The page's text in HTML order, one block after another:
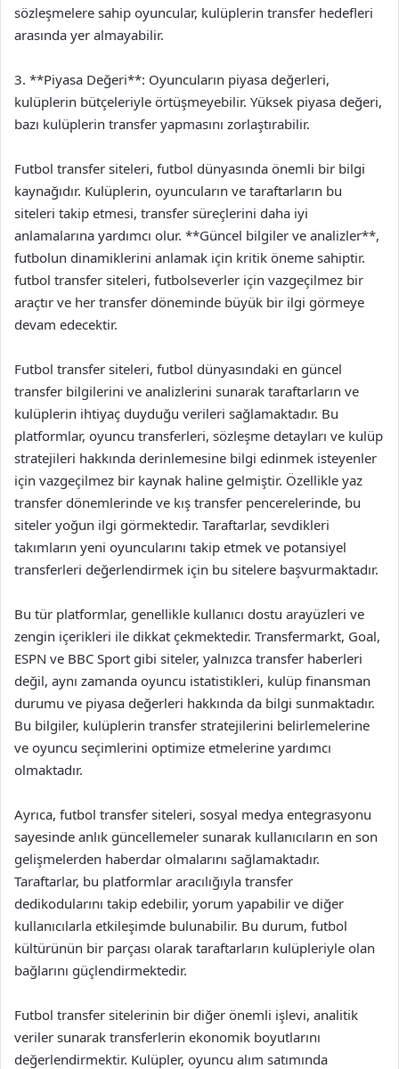
sözleşmelere sahip oyuncular, kulüplerin transfer hedefleri
arasında yer almayabilir.
3. **Piyasa Değeri**: Oyuncuların piyasa değerleri,
kulüplerin bütçeleriyle örtüşmeyebilir. Yüksek piyasa değeri,
bazı kulüplerin transfer yapmasını zorlaştırabilir.
Futbol transfer siteleri, futbol dünyasında önemli bir bilgi
kaynağıdır. Kulüplerin, oyuncuların ve taraftarların bu
siteleri takip etmesi, transfer süreçlerini daha iyi
anlamalarına yardımcı olur. **Güncel bilgiler ve analizler**,
futbolun dinamiklerini anlamak için kritik öneme sahiptir.
futbol transfer siteleri, futbolseverler için vazgeçilmez bir
araçtır ve her transfer döneminde büyük bir ilgi görmeye
devam edecektir.
Futbol transfer siteleri, futbol dünyasındaki en güncel
transfer bilgilerini ve analizlerini sunarak taraftarların ve
kulüplerin ihtiyaç duyduğu verileri sağlamaktadır. Bu
platformlar, oyuncu transferleri, sözleşme detayları ve kulüp
stratejileri hakkında derinlemesine bilgi edinmek isteyenler
için vazgeçilmez bir kaynak haline gelmiştir. Özellikle yaz
transfer dönemlerinde ve kış transfer pencerelerinde, bu
siteler yoğun ilgi görmektedir. Taraftarlar, sevdikleri
takımların yeni oyuncularını takip etmek ve potansiyel
transferleri değerlendirmek için bu sitelere başvurmaktadır.
Bu tür platformlar, genellikle kullanıcı dostu arayüzleri ve
zengin içerikleri ile dikkat çekmektedir. Transfermarkt, Goal,
ESPN ve BBC Sport gibi siteler, yalnızca transfer haberleri
değil, aynı zamanda oyuncu istatistikleri, kulüp finansman
durumu ve piyasa değerleri hakkında da bilgi sunmaktadır.
Bu bilgiler, kulüplerin transfer stratejilerini belirlemelerine
ve oyuncu seçimlerini optimize etmelerine yardımcı
olmaktadır.
Ayrıca, futbol transfer siteleri, sosyal medya entegrasyonu
sayesinde anlık güncellemeler sunarak kullanıcıların en son
gelişmelerden haberdar olmalarını sağlamaktadır.
Taraftarlar, bu platformlar aracılığıyla transfer
dedikodularını takip edebilir, yorum yapabilir ve diğer
kullanıcılarla etkileşimde bulunabilir. Bu durum, futbol
kültürünün bir parçası olarak taraftarların kulüpleriyle olan
bağlarını güçlendirmektedir.
Futbol transfer sitelerinin bir diğer önemli işlevi, analitik
veriler sunarak transferlerin ekonomik boyutlarını
değerlendirmektir. Kulüpler, oyuncu alım satımında